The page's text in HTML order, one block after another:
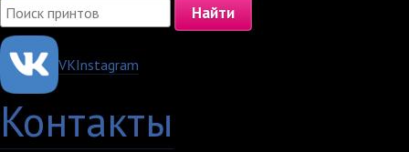
VKInstagram
Контакты